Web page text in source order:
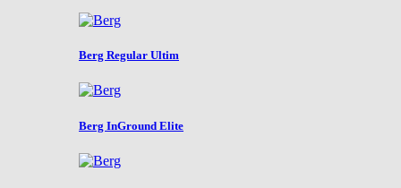
Berg Regular Ultim
Berg InGround Elite